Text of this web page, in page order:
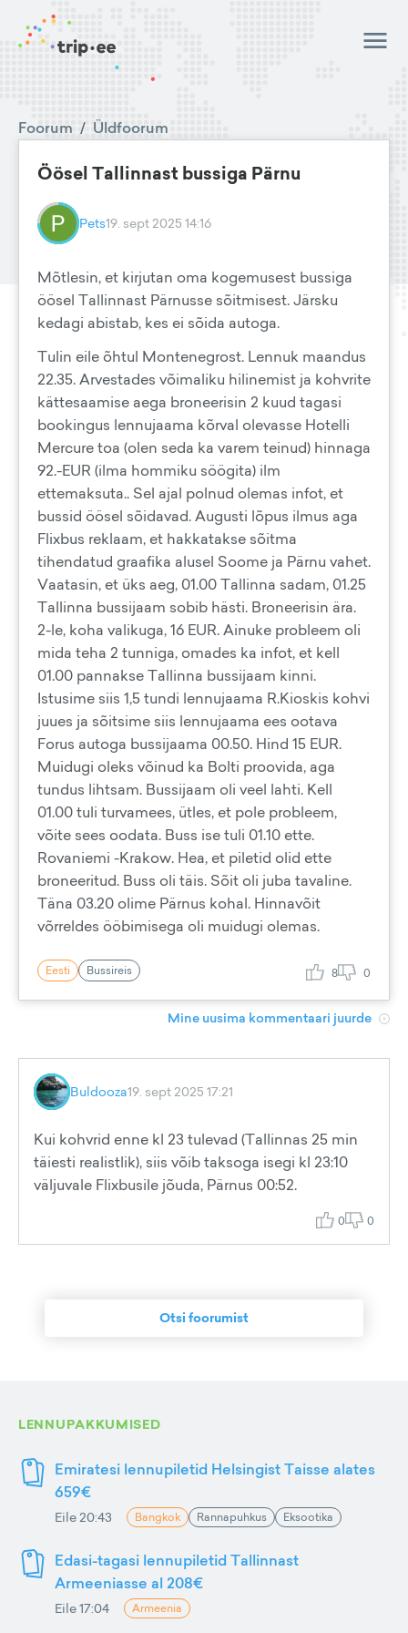
Foorum / Üldfoorum
Öösel Tallinnast bussiga Pärnu
Pets19. sept 2025 14:16
Mõtlesin, et kirjutan oma kogemusest bussiga
öösel Tallinnast Pärnusse sõitmisest. Järsku
kedagi abistab, kes ei sõida autoga.
Tulin eile õhtul Montenegrost. Lennuk maandus
22.35. Arvestades võimaliku hilinemist ja kohvrite
kättesaamise aega broneerisin 2 kuud tagasi
bookingus lennujaama kõrval olevasse Hotelli
Mercure toa (olen seda ka varem teinud) hinnaga
92.-EUR (ilma hommiku söögita) ilm
ettemaksuta.. Sel ajal polnud olemas infot, et
bussid öösel sõidavad. Augusti lõpus ilmus aga
Flixbus reklaam, et hakkatakse sõitma
tihendatud graafika alusel Soome ja Pärnu vahet.
Vaatasin, et üks aeg, 01.00 Tallinna sadam, 01.25
Tallinna bussijaam sobib hästi. Broneerisin ära.
2-le, koha valikuga, 16 EUR. Ainuke probleem oli
mida teha 2 tunniga, omades ka infot, et kell
01.00 pannakse Tallinna bussijaam kinni.
Istusime siis 1,5 tundi lennujaama R.Kioskis kohvi
juues ja sõitsime siis lennujaama ees ootava
Forus autoga bussijaama 00.50. Hind 15 EUR.
Muidugi oleks võinud ka Bolti proovida, aga
tundus lihtsam. Bussijaam oli veel lahti. Kell
01.00 tuli turvamees, ütles, et pole probleem,
võite sees oodata. Buss ise tuli 01.10 ette.
Rovaniemi -Krakow. Hea, et piletid olid ette
broneeritud. Buss oli täis. Sõit oli juba tavaline.
Täna 03.20 olime Pärnus kohal. Hinnavõit
võrreldes ööbimisega oli muidugi olemas.
Eesti Bussireis 8 0
Mine uusima kommentaari juurde
Buldooza19. sept 2025 17:21
Kui kohvrid enne kl 23 tulevad (Tallinnas 25 min
täiesti realistlik), siis võib taksoga isegi kl 23:10
väljuvale Flixbusile jõuda, Pärnus 00:52.
0 0
Otsi foorumist
LENNUPAKKUMISED
Emiratesi lennupiletid Helsingist Taisse alates
659€
Eile 20:43 Bangkok Rannapuhkus Eksootika
Edasi-tagasi lennupiletid Tallinnast
Armeeniasse al 208€
Eile 17:04 Armeenia